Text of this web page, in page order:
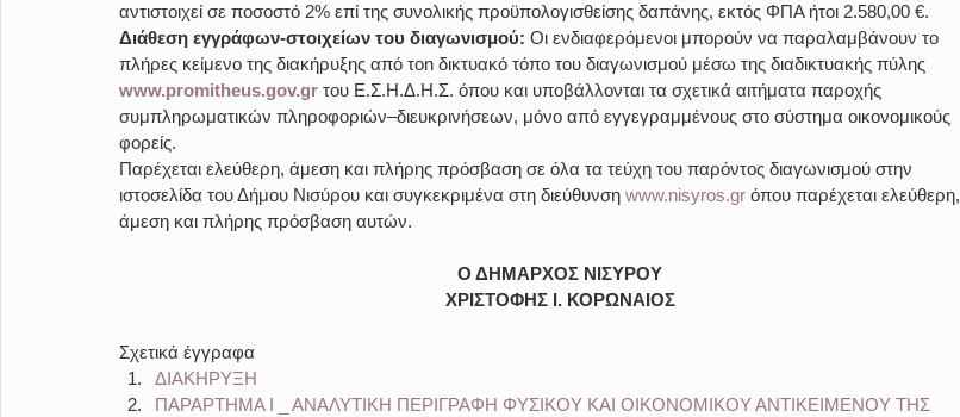
αντιστοιχεί σε ποσοστό 2% επί της συνολικής προϋπολογισθείσης δαπάνης, εκτός ΦΠΑ ήτοι 2.580,00 €.
Διάθεση εγγράφων-στοιχείων του διαγωνισμού: Οι ενδιαφερόμενοι μπορούν να παραλαμβάνουν το
πλήρες κείμενο της διακήρυξης από τοn δικτυακό τόπο του διαγωνισμού μέσω της διαδικτυακής πύλης
www.promitheus.gov.gr του Ε.Σ.Η.Δ.Η.Σ. όπου και υποβάλλονται τα σχετικά αιτήματα παροχής
συμπληρωματικών πληροφοριών–διευκρινήσεων, μόνο από εγγεγραμμένους στο σύστημα οικονομικούς
φορείς.
Παρέχεται ελεύθερη, άμεση και πλήρης πρόσβαση σε όλα τα τεύχη του παρόντος διαγωνισμού στην
ιστοσελίδα του Δήμου Νισύρου και συγκεκριμένα στη διεύθυνση www.nisyros.gr όπου παρέχεται ελεύθερη,
άμεση και πλήρης πρόσβαση αυτών.
Ο ΔΗΜΑΡΧΟΣ ΝΙΣΥΡΟΥ
ΧΡΙΣΤΟΦΗΣ I. ΚΟΡΩΝΑΙΟΣ
Σχετικά έγγραφα
ΔΙΑΚΗΡΥΞΗ
ΠΑΡΑΡΤΗΜΑ Ι _ ΑΝΑΛΥΤΙΚΗ ΠΕΡΙΓΡΑΦΗ ΦΥΣΙΚΟΥ ΚΑΙ ΟΙΚΟΝΟΜΙΚΟΥ ΑΝΤΙΚΕΙΜΕΝΟΥ ΤΗΣ